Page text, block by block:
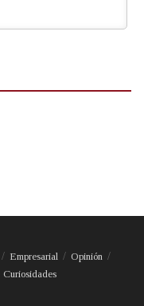
Empresarial
Opinión
Curiosidades